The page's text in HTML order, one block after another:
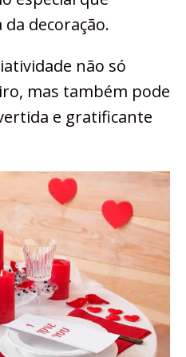
decoração.
não só
mas também pode
e gratificante